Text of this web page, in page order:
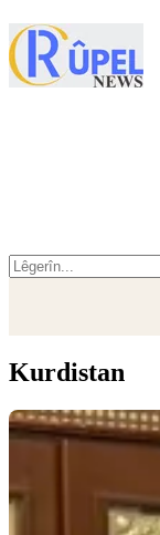
Kurdistan